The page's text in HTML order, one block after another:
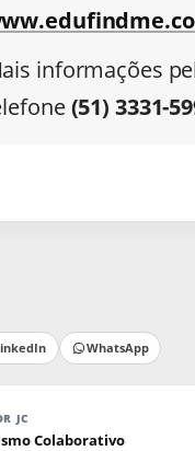
informações
(51) 3331-
WhatsApp
JC
Colaborativo